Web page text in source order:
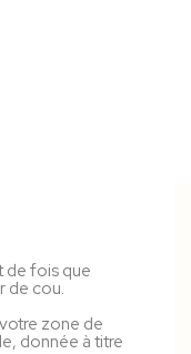
de fois que
de cou.
zone de
donnée à titre